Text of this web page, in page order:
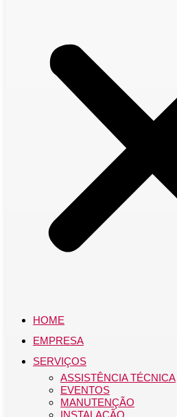
HOME
EMPRESA
SERVIÇOS
ASSISTÊNCIA TÉCNICA
EVENTOS
MANUTENÇÃO